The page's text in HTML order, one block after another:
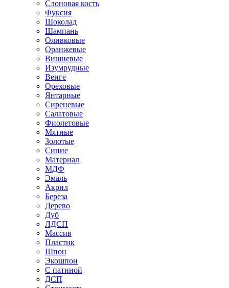
Слоновая кость
Фуксия
Шоколад
Шампань
Оливковые
Оранжевые
Вишневые
Изумрудные
Венге
Ореховые
Янтарные
Сиреневые
Салатовые
Фиолетовые
Мятные
Золотые
Синие
Материал
МДФ
Эмаль
Акрил
Береза
Дерево
Дуб
ЛДСП
Массив
Пластик
Шпон
Экошпон
С патиной
ДСП